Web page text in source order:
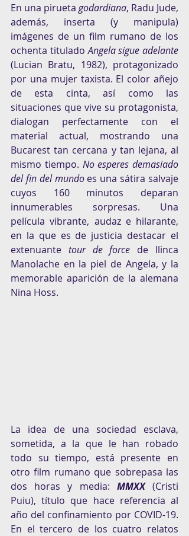
En una pirueta godardiana, Radu Jude,
además, inserta (y manipula)
imágenes de un film rumano de los
ochenta titulado Angela sigue adelante
(Lucian Bratu, 1982), protagonizado
por una mujer taxista. El color añejo
de esta cinta, así como las
situaciones que vive su protagonista,
dialogan perfectamente con el
material actual, mostrando una
Bucarest tan cercana y tan lejana, al
mismo tiempo. No esperes demasiado
del fin del mundo es una sátira salvaje
cuyos 160 minutos deparan
innumerables sorpresas. Una
película vibrante, audaz e hilarante,
en la que es de justicia destacar el
extenuante tour de force de Ilinca
Manolache en la piel de Angela, y la
memorable aparición de la alemana
Nina Hoss.
La idea de una sociedad esclava,
sometida, a la que le han robado
todo su tiempo, está presente en
otro film rumano que sobrepasa las
dos horas y media: MMXX (Cristi
Puiu), título que hace referencia al
año del confinamiento por COVID-19.
En el tercero de los cuatro relatos